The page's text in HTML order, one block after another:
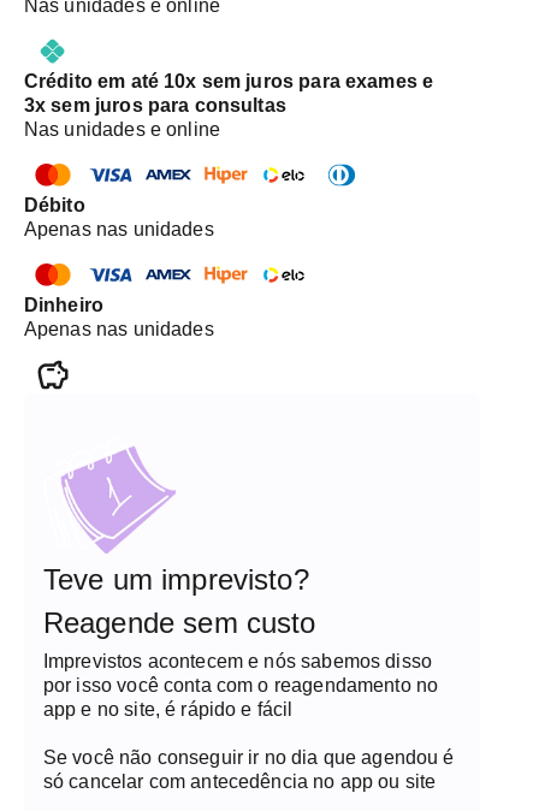
equipamento. Não retiramos o gesso.
Nas unidades e online
Crédito em até 10x sem juros para exames e
3x sem juros para consultas
Nas unidades e online
Débito
Apenas nas unidades
Dinheiro
Apenas nas unidades
Teve um imprevisto?
Reagende sem custo
Imprevistos acontecem e nós sabemos disso
por isso você conta com o reagendamento no
app e no site, é rápido e fácil
Se você não conseguir ir no dia que agendou é
só cancelar com antecedência no app ou site